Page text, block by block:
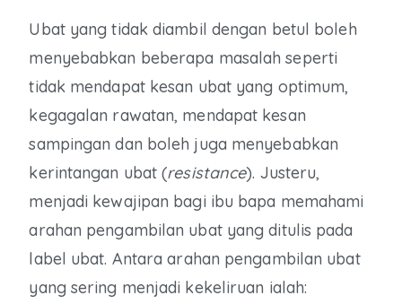
Ubat yang tidak diambil dengan betul boleh
menyebabkan beberapa masalah seperti
tidak mendapat kesan ubat yang optimum,
kegagalan rawatan, mendapat kesan
sampingan dan boleh juga menyebabkan
kerintangan ubat (resistance). Justeru,
menjadi kewajipan bagi ibu bapa memahami
arahan pengambilan ubat yang ditulis pada
label ubat. Antara arahan pengambilan ubat
yang sering menjadi kekeliruan ialah: